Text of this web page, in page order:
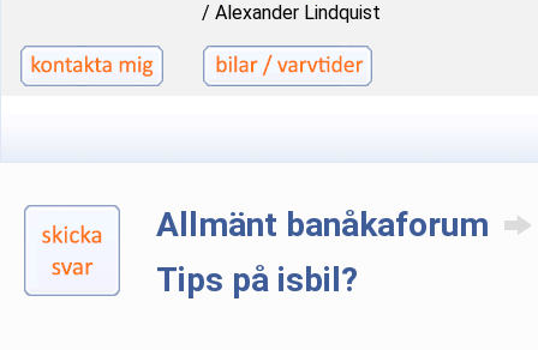
/ Alexander Lindquist
Allmänt banåkaforum
Tips på isbil?